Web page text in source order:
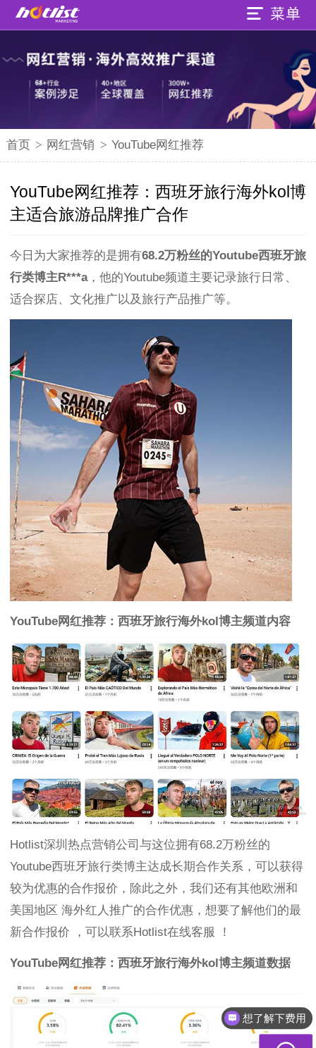
首页 > 网红营销 > YouTube网红推荐
YouTube网红推荐：西班牙旅行海外kol博
主适合旅游品牌推广合作
今日为大家推荐的是拥有68.2万粉丝的Youtube西班牙旅
行类博主R***a，他的Youtube频道主要记录旅行日常、
适合探店、文化推广以及旅行产品推广等。
YouTube网红推荐：西班牙旅行海外kol博主频道内容
Hotlist深圳热点营销公司与这位拥有68.2万粉丝的
Youtube西班牙旅行类博主达成长期合作关系，可以获得
较为优惠的合作报价，除此之外，我们还有其他欧洲和
美国地区 海外红人推广的合作优惠，想要了解他们的最
新合作报价 ，可以联系Hotlist在线客服 ！
YouTube网红推荐：西班牙旅行海外kol博主频道数据
想了解下费用